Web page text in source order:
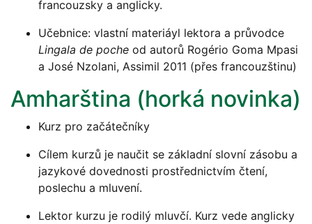
francouzsky a anglicky.
Učebnice: vlastní materiáyl lektora a průvodce
Lingala de poche od autorů Rogério Goma Mpasi
a José Nzolani, Assimil 2011 (přes francouzštinu)
Amharština (horká novinka)
Kurz pro začátečníky
Cílem kurzů je naučit se základní slovní zásobu a
jazykové dovednosti prostřednictvím čtení,
poslechu a mluvení.
Lektor kurzu je rodilý mluvčí. Kurz vede anglicky